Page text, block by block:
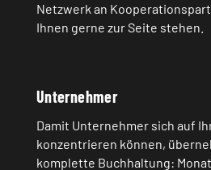
Netzwerk an
Ihnen gerne zur Seite stehen.
Unternehmer
Damit Unternehmer sich auf
konzentrieren können,
komplette Buchhaltung: